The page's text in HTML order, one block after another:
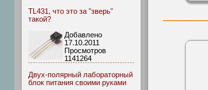
TL431, что это за "зверь"
такой?
Добавлено
17.10.2011
Просмотров
1141264
Двух-полярный лабораторный
блок питания своими руками